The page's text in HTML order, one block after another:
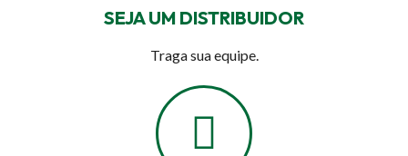
SEJA UM DISTRIBUIDOR
Traga sua equipe.